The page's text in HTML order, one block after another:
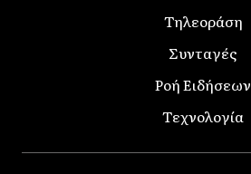
Τηλεοράση
Συνταγές
Ροή Ειδήσεων
Τεχνολογία